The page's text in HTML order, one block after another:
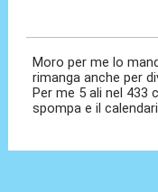
Moro per me lo
rimanga anche per
Per me 5 ali nel 433
spompa e il